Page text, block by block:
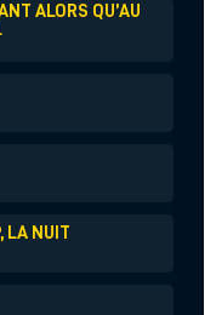
ALORS QU’AU
LA NUIT